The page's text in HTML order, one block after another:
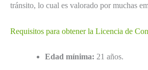
tránsito, lo cual es valorado por muchas
Requisitos para obtener la Licencia de
Edad mínima: 21 años.